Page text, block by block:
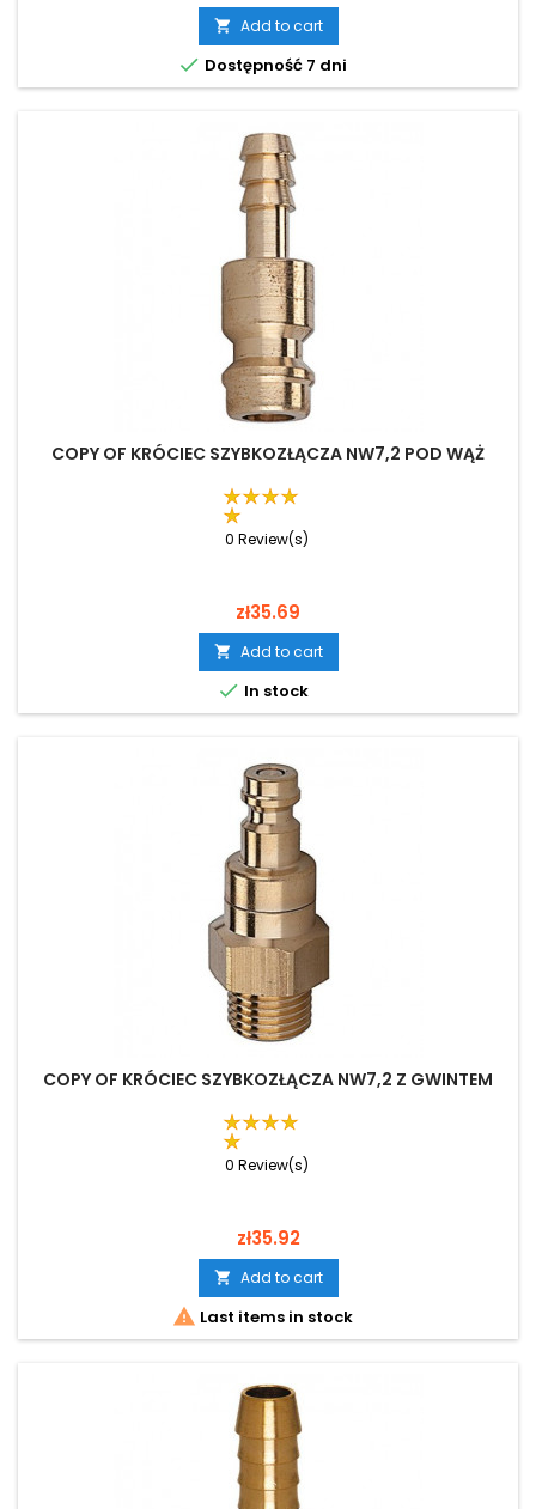
 Add to cart
 Dostępność 7 dni
COPY OF KRÓCIEC SZYBKOZŁĄCZA NW7,2 POD WĄŻ
0 Review(s)
Price
zł35.69
 Add to cart
 In stock
COPY OF KRÓCIEC SZYBKOZŁĄCZA NW7,2 Z GWINTEM
0 Review(s)
Price
zł35.92
 Add to cart
 Last items in stock